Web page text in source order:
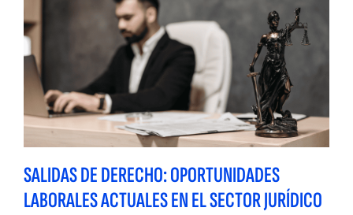
SALIDAS DE DERECHO: OPORTUNIDADES
LABORALES ACTUALES EN EL SECTOR JURÍDICO